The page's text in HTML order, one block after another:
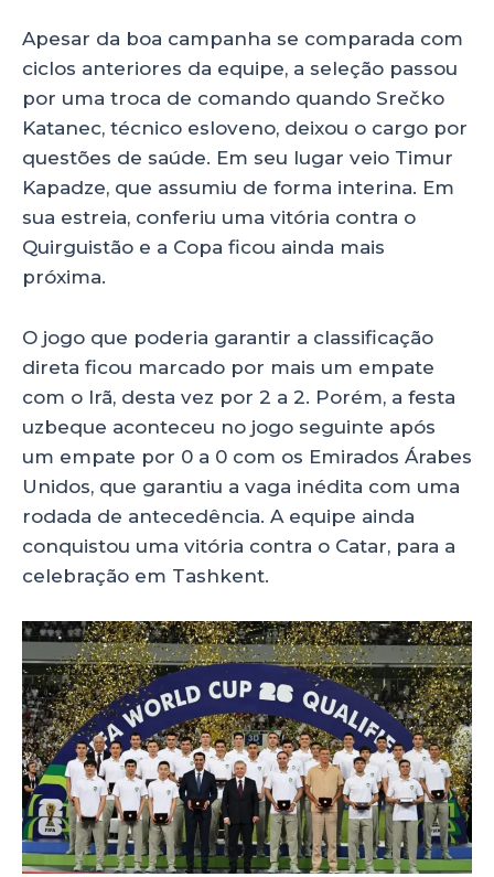
Apesar da boa campanha se comparada com
ciclos anteriores da equipe, a seleção passou
por uma troca de comando quando Srečko
Katanec, técnico esloveno, deixou o cargo por
questões de saúde. Em seu lugar veio Timur
Kapadze, que assumiu de forma interina. Em
sua estreia, conferiu uma vitória contra o
Quirguistão e a Copa ficou ainda mais
próxima.
O jogo que poderia garantir a classificação
direta ficou marcado por mais um empate
com o Irã, desta vez por 2 a 2. Porém, a festa
uzbeque aconteceu no jogo seguinte após
um empate por 0 a 0 com os Emirados Árabes
Unidos, que garantiu a vaga inédita com uma
rodada de antecedência. A equipe ainda
conquistou uma vitória contra o Catar, para a
celebração em Tashkent.